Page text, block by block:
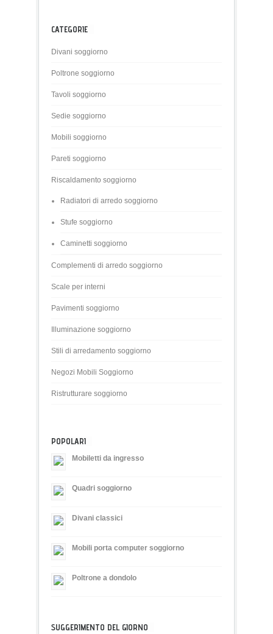
CATEGORIE
Divani soggiorno
Poltrone soggiorno
Tavoli soggiorno
Sedie soggiorno
Mobili soggiorno
Pareti soggiorno
Riscaldamento soggiorno
Radiatori di arredo soggiorno
Stufe soggiorno
Caminetti soggiorno
Complementi di arredo soggiorno
Scale per interni
Pavimenti soggiorno
Illuminazione soggiorno
Stili di arredamento soggiorno
Negozi Mobili Soggiorno
Ristrutturare soggiorno
POPOLARI
Mobiletti da ingresso
Quadri soggiorno
Divani classici
Mobili porta computer soggiorno
Poltrone a dondolo
SUGGERIMENTO DEL GIORNO